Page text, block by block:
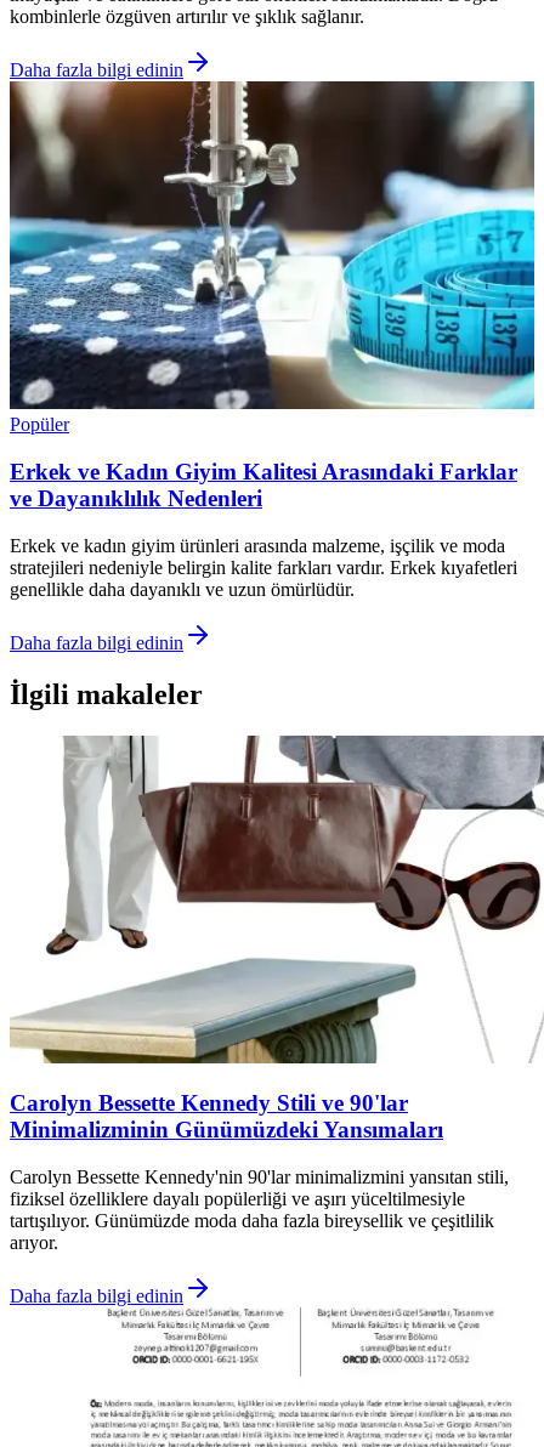
kombinlerle özgüven artırılır ve şıklık sağlanır.
Daha fazla bilgi edinin
Popüler
Erkek ve Kadın Giyim Kalitesi Arasındaki Farklar
ve Dayanıklılık Nedenleri
Erkek ve kadın giyim ürünleri arasında malzeme, işçilik ve moda
stratejileri nedeniyle belirgin kalite farkları vardır. Erkek kıyafetleri
genellikle daha dayanıklı ve uzun ömürlüdür.
Daha fazla bilgi edinin
İlgili makaleler
Carolyn Bessette Kennedy Stili ve 90'lar
Minimalizminin Günümüzdeki Yansımaları
Carolyn Bessette Kennedy'nin 90'lar minimalizmini yansıtan stili,
fiziksel özelliklere dayalı popülerliği ve aşırı yüceltilmesiyle
tartışılıyor. Günümüzde moda daha fazla bireysellik ve çeşitlilik
arıyor.
Daha fazla bilgi edinin